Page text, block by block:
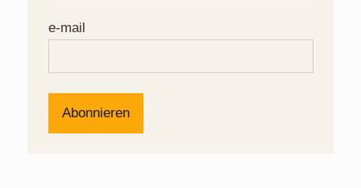
e-mail